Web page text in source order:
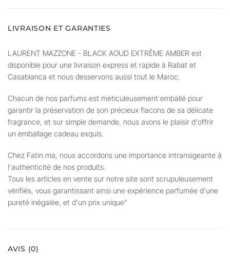
LIVRAISON ET GARANTIES
LAURENT MAZZONE - BLACK AOUD EXTRÊME AMBER est
disponible pour une livraison express et rapide à Rabat et
Casablanca et nous desservons aussi tout le Maroc.
Chacun de nos parfums est méticuleusement emballé pour
garantir la préservation de son précieux flacons de sa délicate
fragrance, et sur simple demande, nous avons le plaisir d'offrir
un emballage cadeau exquis.
Chez Fatin.ma, nous accordons une importance intransigeante à
l'authenticité de nos produits.
Tous les articles en vente sur notre site sont scrupuleusement
vérifiés, vous garantissant ainsi une expérience parfumée d'une
pureté inégalée, et d'un prix unique"
AVIS (0)